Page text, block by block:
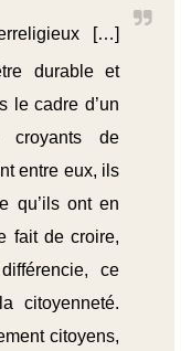
[…]
durable et
le cadre d’un
croyants de
entre eux, ils
qu’ils ont en
fait de croire,
ce
citoyenneté.
citoyens,